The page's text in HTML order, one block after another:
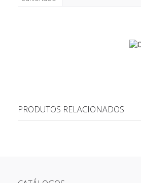
PRODUTOS RELACIONADOS